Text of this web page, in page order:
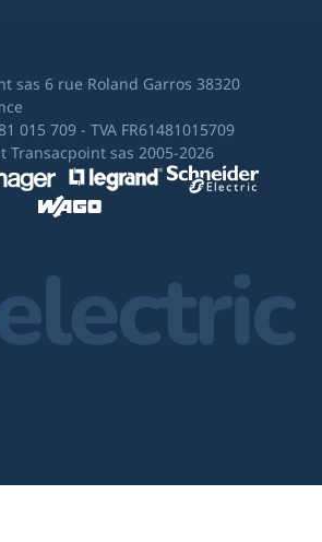
sas 6 rue Roland Garros 38320
015 709 - TVA FR61481015709
Transacpoint sas 2005-2026